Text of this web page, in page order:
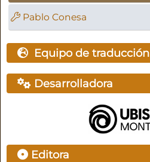
Pablo Conesa
Equipo de traducción
Desarrolladora
Editora